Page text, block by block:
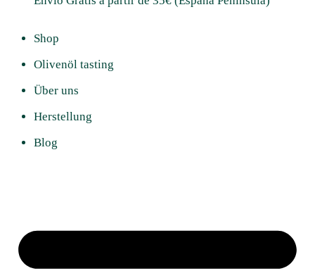
Shop
Olivenöl tasting
Über uns
Herstellung
Blog